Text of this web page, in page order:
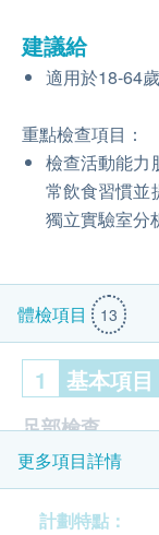
建議給
適用於18-64
重點檢查項目：
檢查活動能力
常飲食習慣並
獨立實驗室分
體檢項目 13
1 基本項目
足部檢查
扁平足檢查
檢查項目細節
更多項目詳情
計劃特點：